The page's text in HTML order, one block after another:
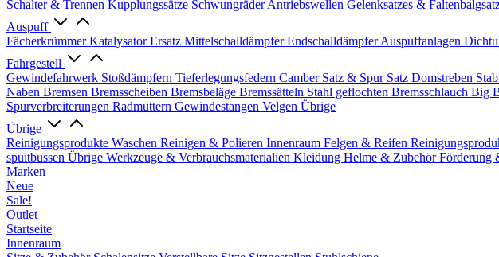
Schalter & Trennen Kupplungssätze SchwungräderAntriebswellen Gelenksatzes &
Auspuff
FächerkrümmerKatalysator Ersatz MittelschalldämpferEndschalldämpferAuspuffanlagen
Fahrgestell
Gewindefahrwerk Stoßdämpfern Tieferlegungsfedern Camber Satz & Spur Satz Domstreben
Naben Bremsen Bremsscheiben Bremsbeläge Bremssätteln Stahl geflochten Bremsschlauch Big
Spurverbreiterungen Radmuttern Gewindestangen Velgen Übrige
Übrige
Reinigungsprodukte Waschen Reinigen & Polieren Innenraum Felgen & Reifen
spuitbussen Übrige Werkzeuge & Verbrauchsmaterialien Kleidung Helme & ZubehörFörderung
Marken
Neue
Sale!
Outlet
Startseite
Innenraum